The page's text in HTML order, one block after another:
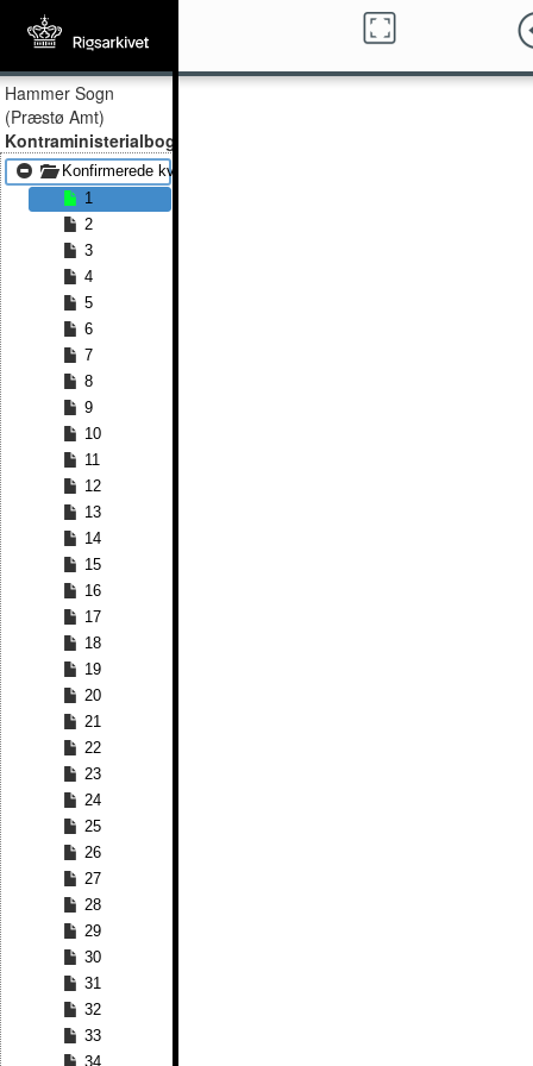
Hammer Sogn
(Præstø Amt)
Kontraministerialbog
Konfirmerede kvinder 1815 - Konfirmerede kvinder 1839
1
2
3
4
5
6
7
8
9
10
11
12
13
14
15
16
17
18
19
20
21
22
23
24
25
26
27
28
29
30
31
32
33
34